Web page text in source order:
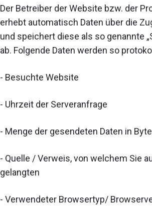
Der Betreiber der Website bzw. der
erhebt automatisch Daten über die
und speichert diese als so genannte
ab. Folgende Daten werden so
- Besuchte Website
- Uhrzeit der Serveranfrage
- Menge der gesendeten Daten in Byte
- Quelle / Verweis, von welchem Sie
gelangten
- Verwendeter Browsertyp/